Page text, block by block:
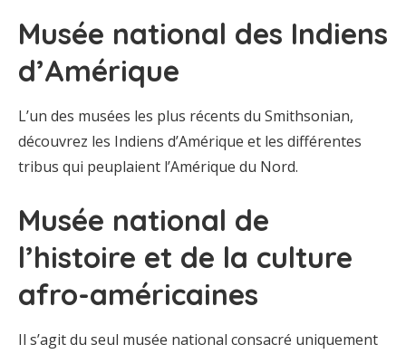
Musée national des Indiens
d’Amérique
L’un des musées les plus récents du Smithsonian,
découvrez les Indiens d’Amérique et les différentes
tribus qui peuplaient l’Amérique du Nord.
Musée national de
l’histoire et de la culture
afro-américaines
Il s’agit du seul musée national consacré uniquement